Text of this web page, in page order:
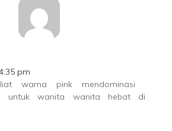
pm
warna pink mendominasi
untuk wanita wanita hebat di